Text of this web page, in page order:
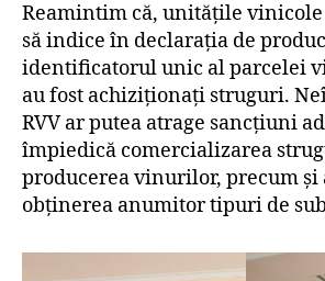
Reamintim că, unitățile
să indice în declarația de
identificatorul unic al parcelei
au fost achiziționați struguri.
RVV ar putea atrage sancțiuni
împiedică comercializarea
producerea vinurilor, precum și
obținerea anumitor tipuri de